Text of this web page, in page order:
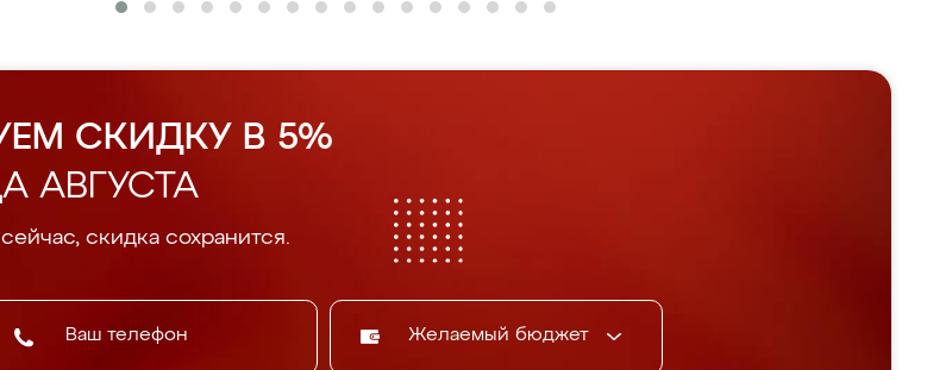
СКИДКУ В 5%
АВГУСТА
скидка сохранится.
Желаемый бюджет